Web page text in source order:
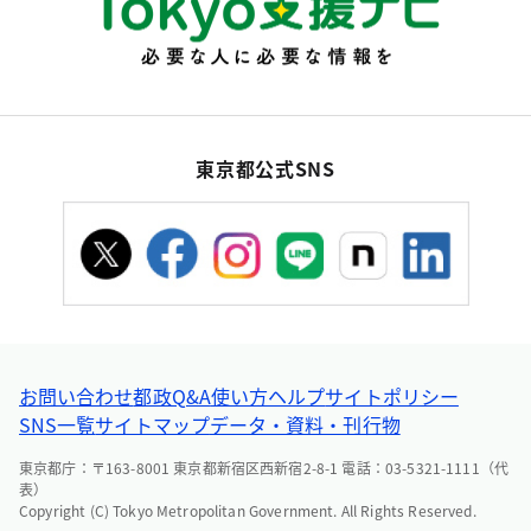
東京都公式SNS
お問い合わせ都政Q&A使い方ヘルプサイトポリシー
SNS一覧サイトマップデータ・資料・刊行物
東京都庁：〒163-8001 東京都新宿区西新宿2-8-1 電話：03-5321-1111（代
表）
Copyright (C) Tokyo Metropolitan Government. All Rights Reserved.